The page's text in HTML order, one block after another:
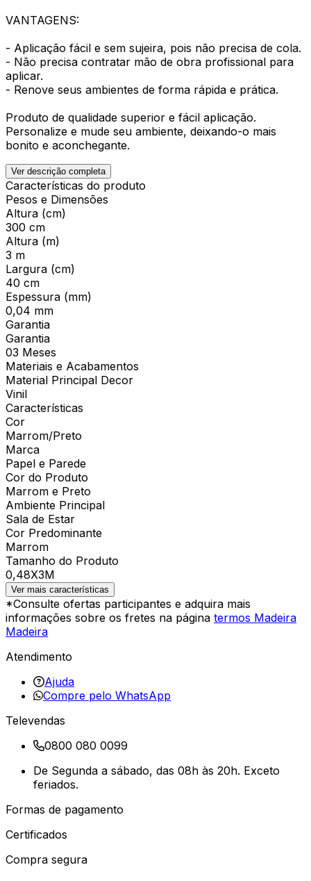
VANTAGENS:
- Aplicação fácil e sem sujeira, pois não precisa de cola.
- Não precisa contratar mão de obra profissional para
aplicar.
- Renove seus ambientes de forma rápida e prática.
Produto de qualidade superior e fácil aplicação.
Personalize e mude seu ambiente, deixando-o mais
bonito e aconchegante.
Ver descrição completa
Características do produto
Pesos e Dimensões
Altura (cm)
300 cm
Altura (m)
3 m
Largura (cm)
40 cm
Espessura (mm)
0,04 mm
Garantia
Garantia
03 Meses
Materiais e Acabamentos
Material Principal Decor
Vinil
Características
Cor
Marrom/Preto
Marca
Papel e Parede
Cor do Produto
Marrom e Preto
Ambiente Principal
Sala de Estar
Cor Predominante
Marrom
Tamanho do Produto
0,48X3M
Ver mais características
*Consulte ofertas participantes e adquira mais
informações sobre os fretes na página termos Madeira
Madeira
Atendimento
Ajuda
Compre pelo WhatsApp
Televendas
0800 080 0099
De Segunda a sábado, das 08h às 20h. Exceto
feriados.
Formas de pagamento
Certificados
Compra segura